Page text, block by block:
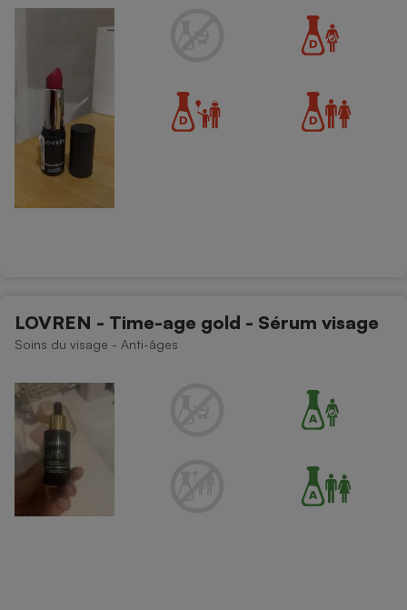
LOVREN - Time-age gold - Sérum visage
Soins du visage - Anti-âges